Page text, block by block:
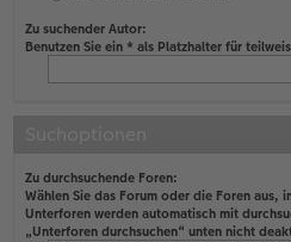
Zu suchender Autor:
Benutzen Sie ein * als Platzhalter für
Zu durchsuchende Foren:
Wählen Sie das Forum oder die Foren aus,
Unterforen werden automatisch mit
„Unterforen durchsuchen“ unten nicht